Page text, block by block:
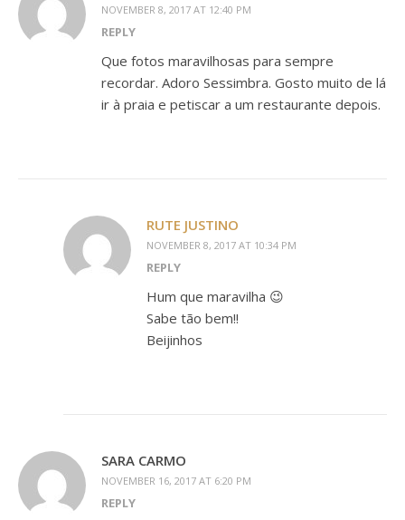
NOVEMBER 8, 2017 AT 12:40 PM
REPLY
Que fotos maravilhosas para sempre
recordar. Adoro Sessimbra. Gosto muito de lá
ir à praia e petiscar a um restaurante depois.
RUTE JUSTINO
NOVEMBER 8, 2017 AT 10:34 PM
REPLY
Hum que maravilha 😉
Sabe tão bem!!
Beijinhos
SARA CARMO
NOVEMBER 16, 2017 AT 6:20 PM
REPLY